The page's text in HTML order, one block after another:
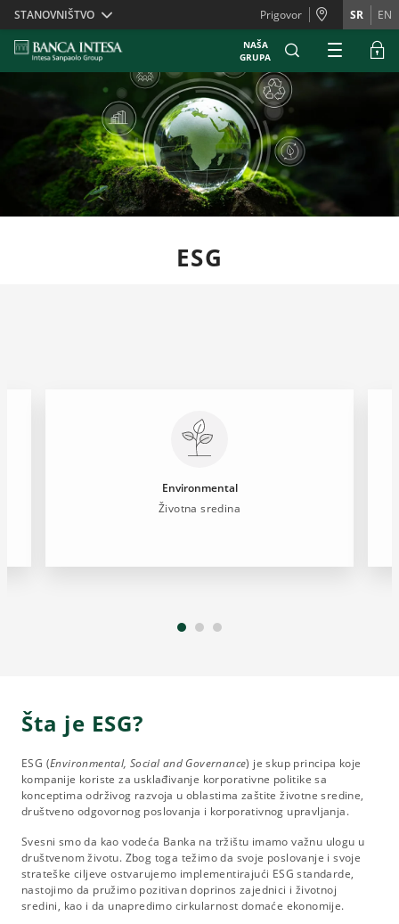
Skiplinks
STANOVNIŠTVO Prigovor SR EN
NAŠA
GRUPA
ESG
Environmental
Životna sredina
Šta je ESG?
ESG (Environmental, Social and Governance) je skup principa koje
kompanije koriste za usklađivanje korporativne politike sa
konceptima održivog razvoja u oblastima zaštite životne sredine,
društveno odgovornog poslovanja i korporativnog upravljanja.
Svesni smo da kao vodeća Banka na tržištu imamo važnu ulogu u
društvenom životu. Zbog toga težimo da svoje poslovanje i svoje
strateške ciljeve ostvarujemo implementirajući ESG standarde,
nastojimo da pružimo pozitivan doprinos zajednici i životnoj
sredini, kao i da unapredimo cirkularnost domaće ekonomije.